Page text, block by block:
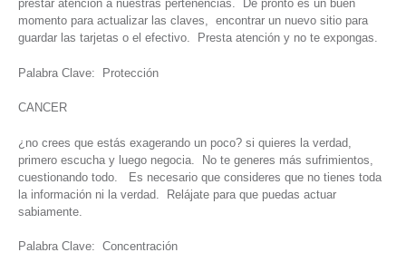
prestar atención a nuestras pertenencias. De pronto es un buen
momento para actualizar las claves, encontrar un nuevo sitio para
guardar las tarjetas o el efectivo. Presta atención y no te expongas.
Palabra Clave: Protección
CANCER
¿no crees que estás exagerando un poco? si quieres la verdad,
primero escucha y luego negocia. No te generes más sufrimientos,
cuestionando todo. Es necesario que consideres que no tienes toda
la información ni la verdad. Relájate para que puedas actuar
sabiamente.
Palabra Clave: Concentración